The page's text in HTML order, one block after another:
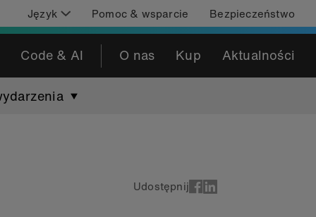
Język Pomoc & wsparcie Bezpieczeństwo
Code & AI O nas Kup Aktualności
Udostępnij